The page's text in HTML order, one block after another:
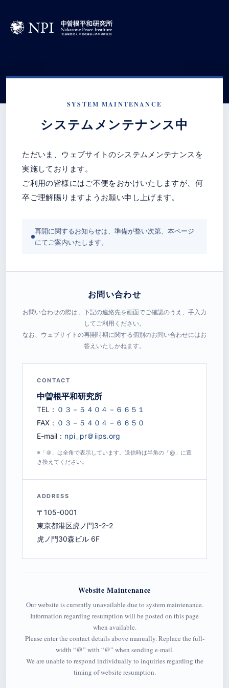
SYSTEM MAINTENANCE
システムメンテナンス中
ただいま、ウェブサイトのシステムメンテナンスを
実施しております。
ご利用の皆様にはご不便をおかけいたしますが、何
卒ご理解賜りますようお願い申し上げます。
再開に関するお知らせは、準備が整い次第、本ページ
にてご案内いたします。
お問い合わせ
お問い合わせの際は、下記の連絡先を画面でご確認のうえ、手入力
してご利用ください。
なお、ウェブサイトの再開時期に関する個別のお問い合わせにはお
答えいたしかねます。
CONTACT
中曽根平和研究所
TEL：
FAX：
E-mail：
※「＠」は全角で表示しています。送信時は半角の「@」に置
き換えてください。
ADDRESS
〒105-0001
東京都港区虎ノ門3-2-2
虎ノ門30森ビル 6F
Website Maintenance
Our website is currently unavailable due to system maintenance.
Information regarding resumption will be posted on this page
when available.
Please enter the contact details above manually. Replace the full-
width “＠” with “@” when sending e-mail.
We are unable to respond individually to inquiries regarding the
timing of website resumption.